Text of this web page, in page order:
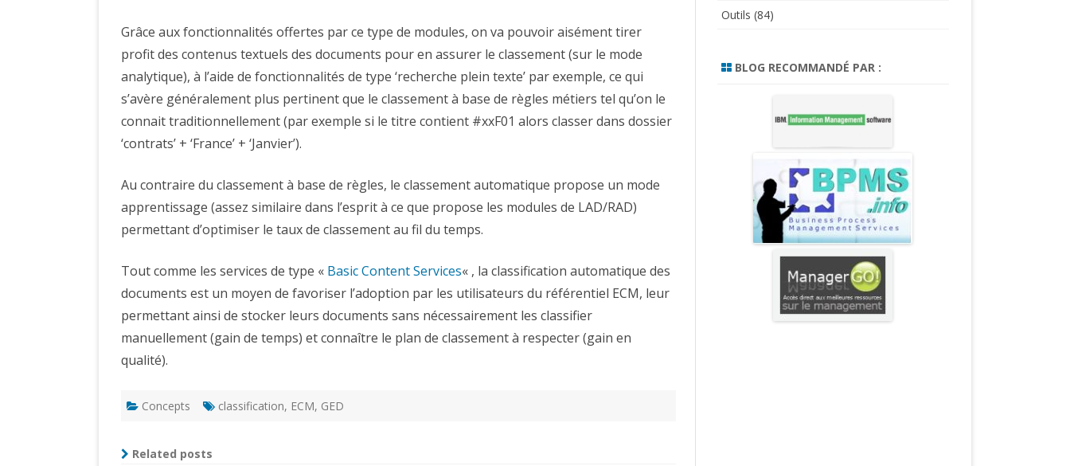
Grâce aux fonctionnalités offertes par ce type de modules, on va pouvoir aisément tirer
profit des contenus textuels des documents pour en assurer le classement (sur le mode
analytique), à l’aide de fonctionnalités de type ‘recherche plein texte’ par exemple, ce qui
s’avère généralement plus pertinent que le classement à base de règles métiers tel qu’on le
connait traditionnellement (par exemple si le titre contient #xxF01 alors classer dans dossier
‘contrats’ + ‘France’ + ‘Janvier’).
Au contraire du classement à base de règles, le classement automatique propose un mode
apprentissage (assez similaire dans l’esprit à ce que propose les modules de LAD/RAD)
permettant d’optimiser le taux de classement au fil du temps.
Tout comme les services de type « Basic Content Services« , la classification automatique des
documents est un moyen de favoriser l’adoption par les utilisateurs du référentiel ECM, leur
permettant ainsi de stocker leurs documents sans nécessairement les classifier
manuellement (gain de temps) et connaître le plan de classement à respecter (gain en
qualité).
Concepts classification, ECM, GED
Related posts
Outils (84)
BLOG RECOMMANDÉ PAR :